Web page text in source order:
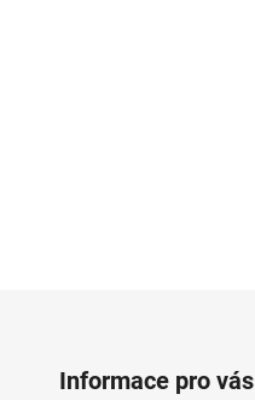
Informace pro vás